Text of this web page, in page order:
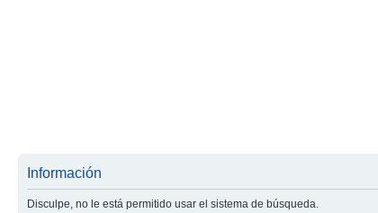
Información
Disculpe, no le está permitido usar el sistema de búsqueda.